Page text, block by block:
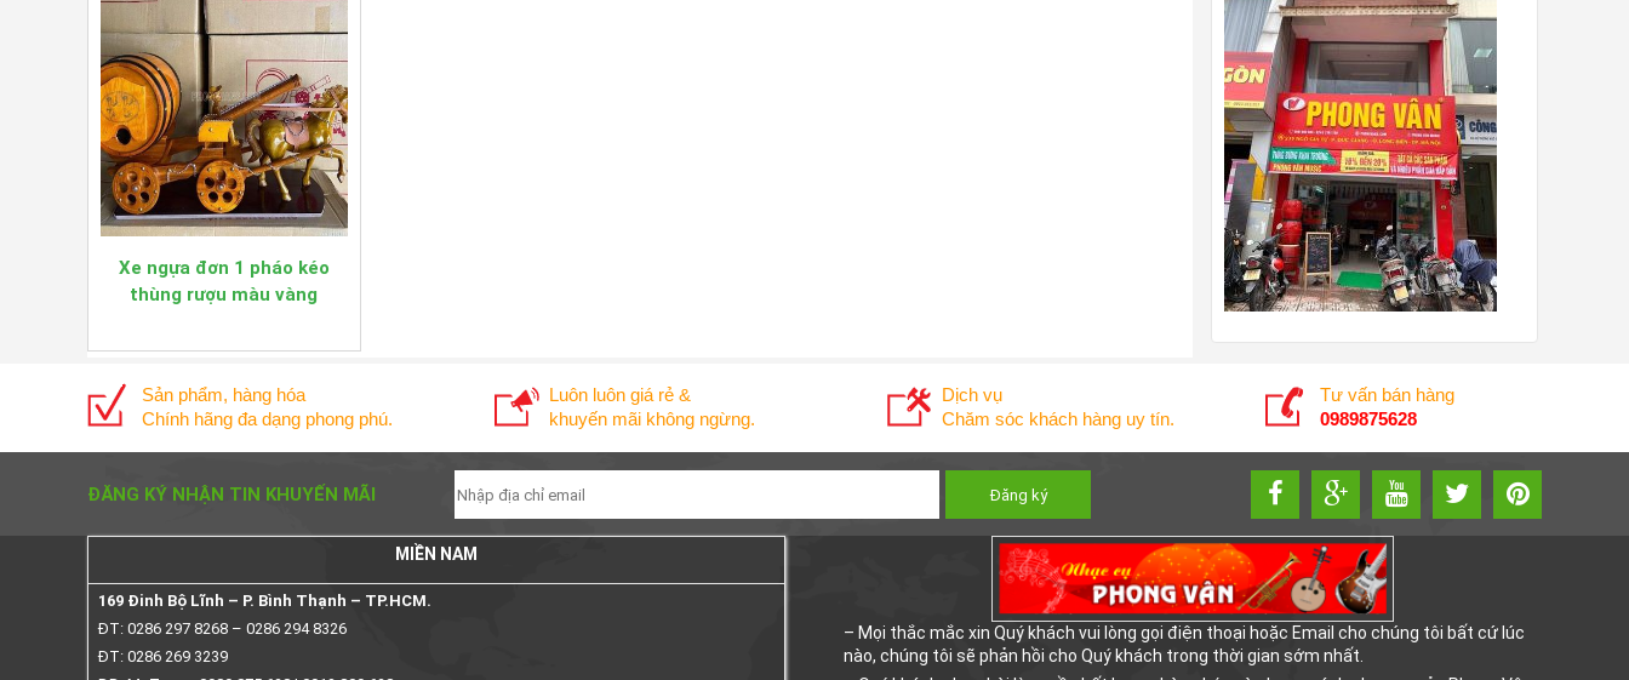
Xe ngựa đơn 1 pháo kéo
thùng rượu màu vàng
Sản phẩm, hàng hóa
Chính hãng đa dạng phong phú.
Luôn luôn giá rẻ &
khuyến mãi không ngừng.
Dịch vụ
Chăm sóc khách hàng uy tín.
Tư vấn bán hàng
0989875628
ĐĂNG KÝ NHẬN TIN KHUYẾN MÃI
MIỀN NAM
169 Đinh Bộ Lĩnh – P. Bình Thạnh – TP.HCM.
ĐT: 0286 297 8268 – 0286 294 8326
ĐT: 0286 269 3239
– Mọi thắc mắc xin Quý khách vui lòng gọi điện thoại hoặc Email cho chúng tôi bất cứ lúc
nào, chúng tôi sẽ phản hồi cho Quý khách trong thời gian sớm nhất.